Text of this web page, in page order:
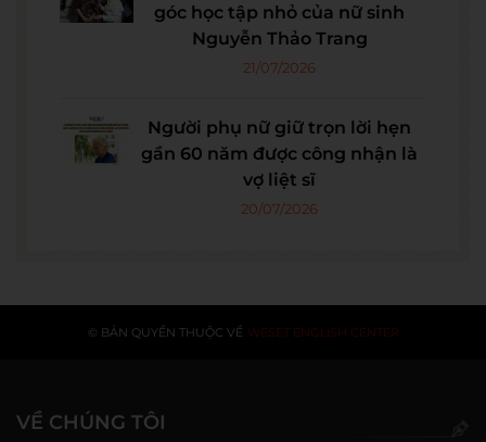
góc học tập nhỏ của nữ sinh
Nguyễn Thảo Trang
21/07/2026
Người phụ nữ giữ trọn lời hẹn
gần 60 năm được công nhận là
vợ liệt sĩ
20/07/2026
© BẢN QUYỀN THUỘC VỀ WESET ENGLISH CENTER
VỀ CHÚNG TÔI